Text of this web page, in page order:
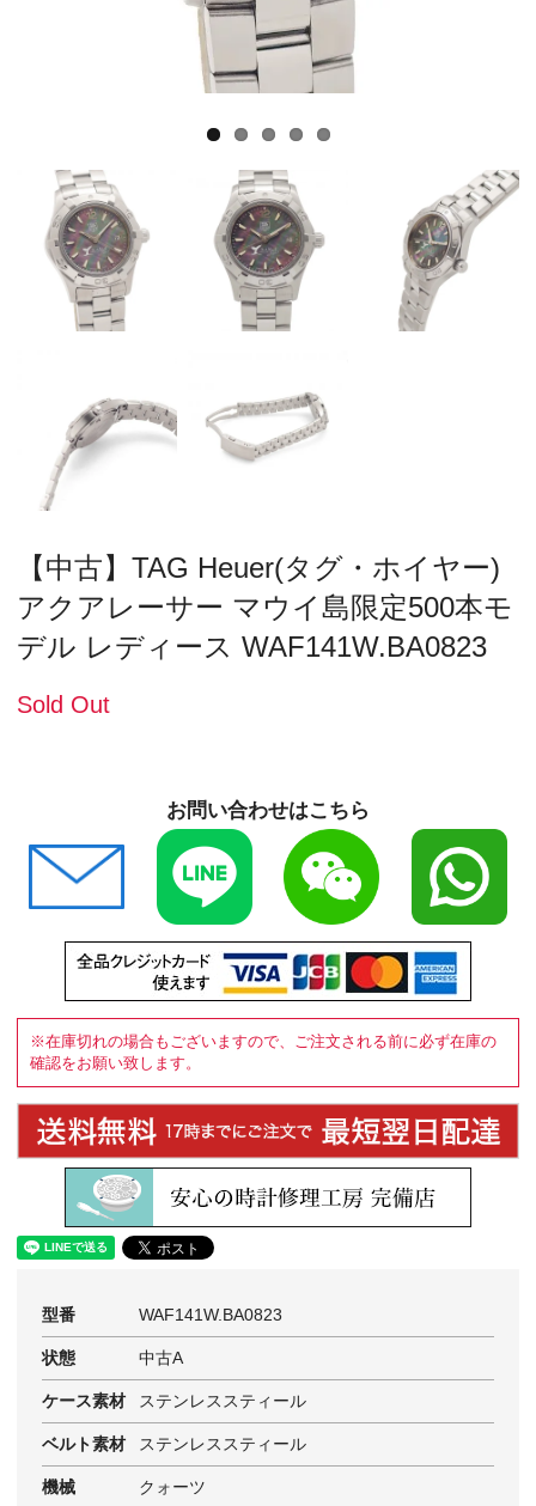
【中古】TAG Heuer(タグ・ホイヤー)
アクアレーサー マウイ島限定500本モ
デル レディース WAF141W.BA0823
Sold Out
お問い合わせはこちら
※在庫切れの場合もございますので、ご注文される前に必ず在庫の
確認をお願い致します。
型番 WAF141W.BA0823
状態 中古A
ケース素材 ステンレススティール
ベルト素材 ステンレススティール
機械 クォーツ